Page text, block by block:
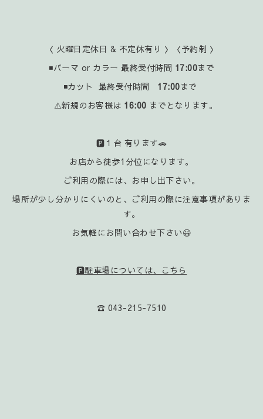
〈 火曜日定休日 & 不定休有り 〉〈予約制 〉
◾パーマ or カラー 最終受付時間 17:00まで
◾カット 最終受付時間 17:00まで
⚠️新規のお客様は 16:00 までとなります。
🅿️１台 有ります🚗
お店から徒歩1分位になります。
ご利用の際には、お申し出下さい。
場所が少し分かりにくいのと、ご利用の際に注意事項がありま
す。
お気軽にお問い合わせ下さい😃
🅿️駐車場については、こちら
☎️ 043-215-7510